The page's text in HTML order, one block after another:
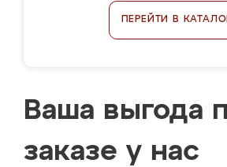
ПЕРЕЙТИ В
Ваша выгода
заказе у нас